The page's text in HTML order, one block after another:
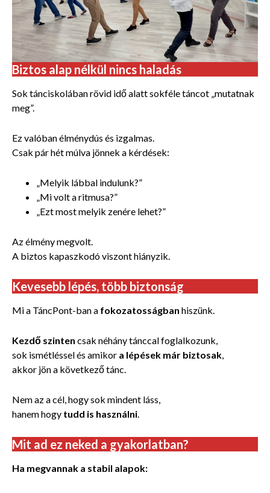
Biztos alap nélkül nincs haladás
Sok tánciskolában rövid idő alatt sokféle táncot „mutatnak
meg”.
Ez valóban élménydús és izgalmas.
Csak pár hét múlva jönnek a kérdések:
„Melyik lábbal indulunk?”
„Mi volt a ritmusa?”
„Ezt most melyik zenére lehet?”
Az élmény megvolt.
A biztos kapaszkodó viszont hiányzik.
Kevesebb lépés, több biztonság
Mi a TáncPont-ban a fokozatosságban hiszünk.
Kezdő szinten csak néhány tánccal foglalkozunk,
sok ismétléssel és amikor a lépések már biztosak,
akkor jön a következő tánc.
Nem az a cél, hogy sok mindent láss,
hanem hogy tudd is használni.
Mit ad ez neked a gyakorlatban?
Ha megvannak a stabil alapok: